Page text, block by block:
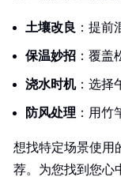
土壤改良 ：提
保温妙招 ：覆
浇水时机：选择
防风处理 ：用
想找特定场景使用
荐。为您找到您心